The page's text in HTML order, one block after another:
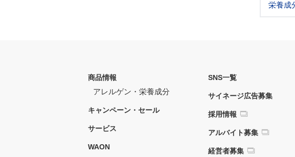
栄養成
商品情報
アレルゲン・栄養成分
キャンペーン・セール
サービス
WAON
SNS一覧
サイネージ広告募集
採用情報
アルバイト募集
経営者募集